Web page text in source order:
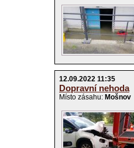
12.09.2022 11:35
Dopravní nehoda
Místo zásahu: Mošnov